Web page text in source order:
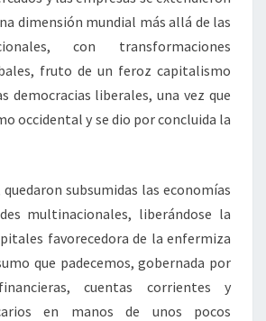
dimensión mundial más allá de las
con transformaciones
fruto de un feroz capitalismo
democracias liberales, una vez que
occidental y se dio por concluida la
subsumidas las economías
multinacionales, liberándose la
favorecedora de la enfermiza
que padecemos, gobernada por
cuentas corrientes y
en manos de unos pocos